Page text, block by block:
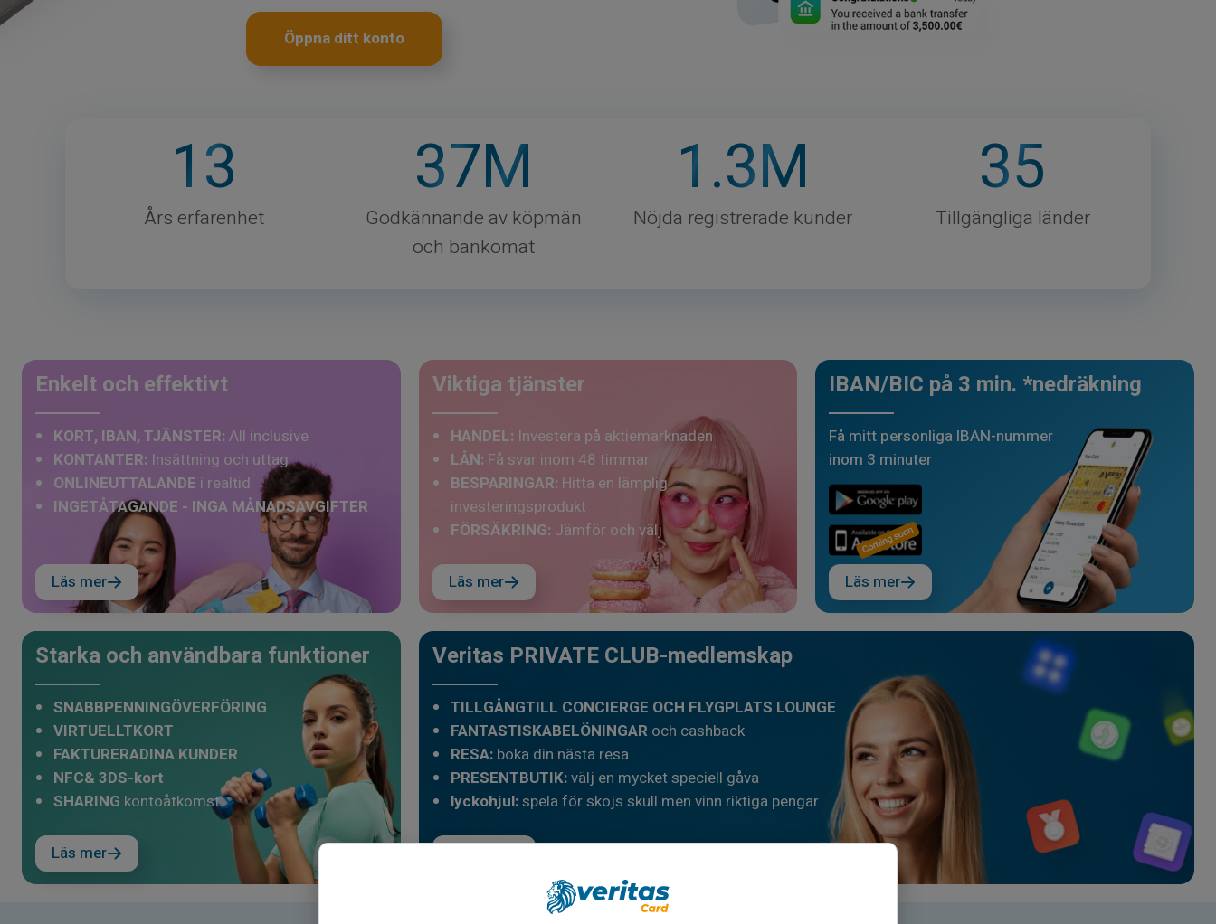
Öppna ditt konto
13
Års erfarenhet
37M
Godkännande av köpmän
och bankomat
1.3M
Nöjda registrerade kunder
35
Tillgängliga länder
Enkelt och effektivt
KORT, IBAN, TJÄNSTER: All inclusive
KONTANTER: Insättning och uttag
ONLINEUTTALANDE i realtid
INGETÅTAGANDE - INGA MÅNADSAVGIFTER
Läs mer
Viktiga tjänster
HANDEL: Investera på aktiemarknaden
LÅN: Få svar inom 48 timmar
BESPARINGAR: Hitta en lämplig
investeringsprodukt
FÖRSÄKRING: Jämför och välj
Läs mer
IBAN/BIC på 3 min. *nedräkning
Få mitt personliga IBAN-nummer
inom 3 minuter
Läs mer
Starka och användbara funktioner
SNABBPENNINGÖVERFÖRING
VIRTUELLTKORT
FAKTURERADINA KUNDER
NFC& 3DS-kort
SHARING kontoåtkomst
Läs mer
Veritas PRIVATE CLUB-medlemskap
TILLGÅNGTILL CONCIERGE OCH FLYGPLATS LOUNGE
FANTASTISKABELÖNINGARoch cashback
RESA:boka din nästa resa
PRESENTBUTIK:välj en mycket speciell gåva
lyckohjul:spela för skojs skull men vinn riktiga pengar